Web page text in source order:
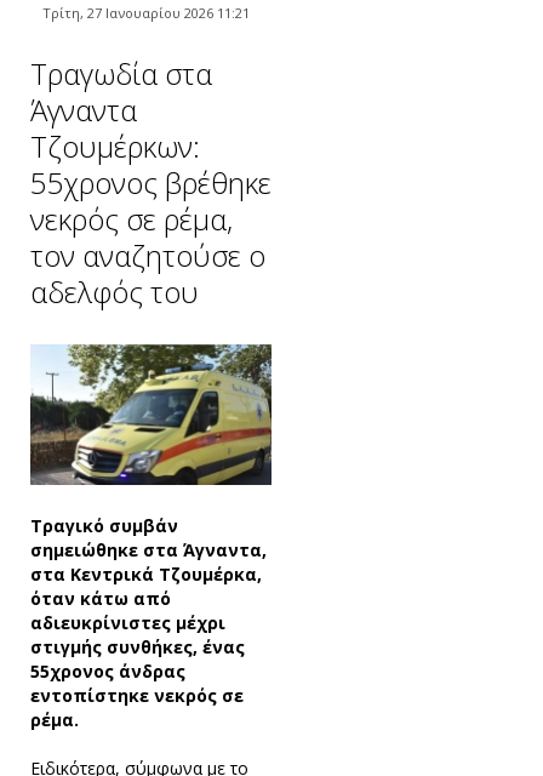
Τρίτη, 27 Ιανουαρίου 2026 11:21
Τραγωδία στα
Άγναντα
Τζουμέρκων:
55χρονος βρέθηκε
νεκρός σε ρέμα,
τον αναζητούσε ο
αδελφός του
Τραγικό συμβάν
σημειώθηκε στα Άγναντα,
στα Κεντρικά Τζουμέρκα,
όταν κάτω από
αδιευκρίνιστες μέχρι
στιγμής συνθήκες, ένας
55χρονος άνδρας
εντοπίστηκε νεκρός σε
ρέμα.
Ειδικότερα, σύμφωνα με το